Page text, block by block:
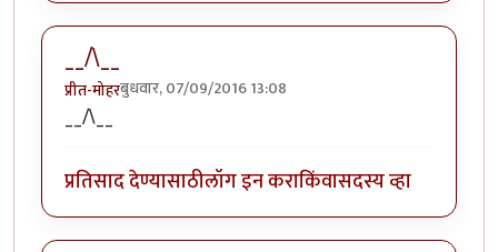
__/\__
प्रीत-मोहरबुधवार, 07/09/2016 13:08
__/\__
प्रतिसाद देण्यासाठीलॉग इन कराकिंवासदस्य व्हा